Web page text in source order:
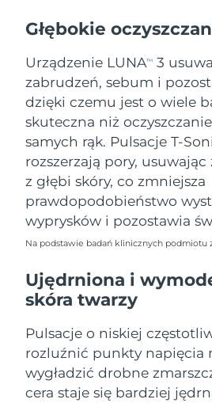
Głębokie
Urządzenie LUNATM
3
zabrudzeń, sebum i
dzięki czemu jest o wiele
skuteczna niż
samych rąk. Pulsacje T-
rozszerzają pory, usuwając
z głębi skóry, co zmniejsza
prawdopodobieństwo
wyprysków i pozostawia
Na podstawie badań klinicznych podmiotu
Ujędrniona i
skóra twarzy
Pulsacje o niskiej
rozluźnić punkty napięcia
wygładzić drobne
cera staje się bardziej
Filipiny
Polska
Portugalia
Portoryko
Katar
Reunion
Rumunia
Rosja